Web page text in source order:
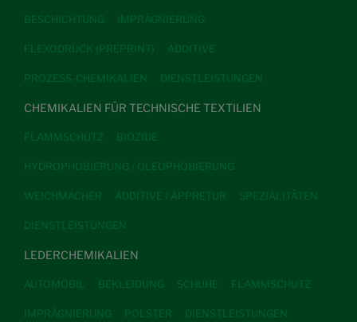
BESCHICHTUNG IMPRÄGNIERUNG
FLEXODRUCK (PREPRINT) ADDITIVE
PROZESS-CHEMIKALIEN DIENSTLEISTUNGEN
CHEMIKALIEN FÜR TECHNISCHE TEXTILIEN
FLAMMSCHUTZ BIOZIDE
HYDROPHOBIERUNG / OLEOPHOBIERUNG
WEICHMACHER ADDITIVE / APPRETUR SPEZIALITÄTEN
DIENSTLEISTUNGEN
LEDERCHEMIKALIEN
AUTOMOBIL BEKLEIDUNG SCHUHE FLAMMSCHUTZ
IMPRÄGNIERUNG POLSTER DIENSTLEISTUNGEN